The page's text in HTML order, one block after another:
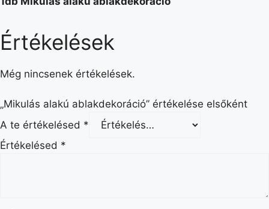
Értékelések
Még nincsenek értékelések.
„Mikulás alakú ablakdekoráció” értékelése elsőként
A te értékelésed *
Értékelésed *